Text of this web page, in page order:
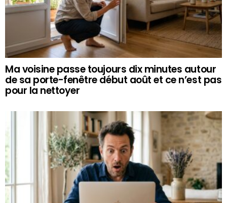
Ma voisine passe toujours dix minutes autour
de sa porte-fenêtre début août et ce n’est pas
pour la nettoyer